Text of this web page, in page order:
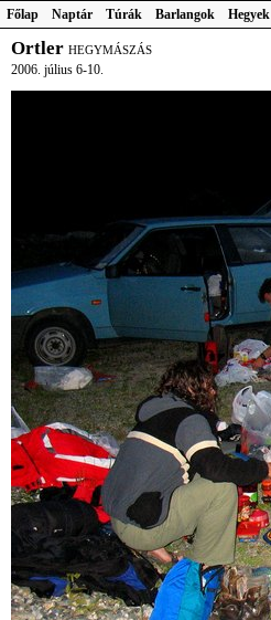
Főlap Naptár Túrák Barlangok Hegyek
Ortler HEGYMÁSZÁS
2006. július 6-10.